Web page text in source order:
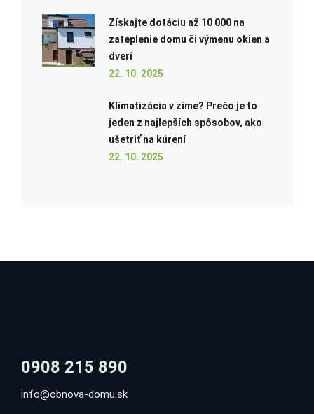
Získajte dotáciu až 10 000 na
zateplenie domu či výmenu okien a
dverí
22. 10. 2025
Klimatizácia v zime? Prečo je to
jeden z najlepších spôsobov, ako
ušetriť na kúrení
22. 10. 2025
0908 215 890
info@obnova-domu.sk